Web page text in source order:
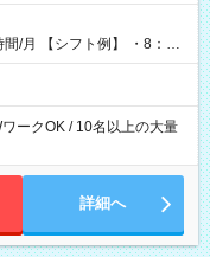
8：00
ークOK / 10名以上の大量
詳細へ